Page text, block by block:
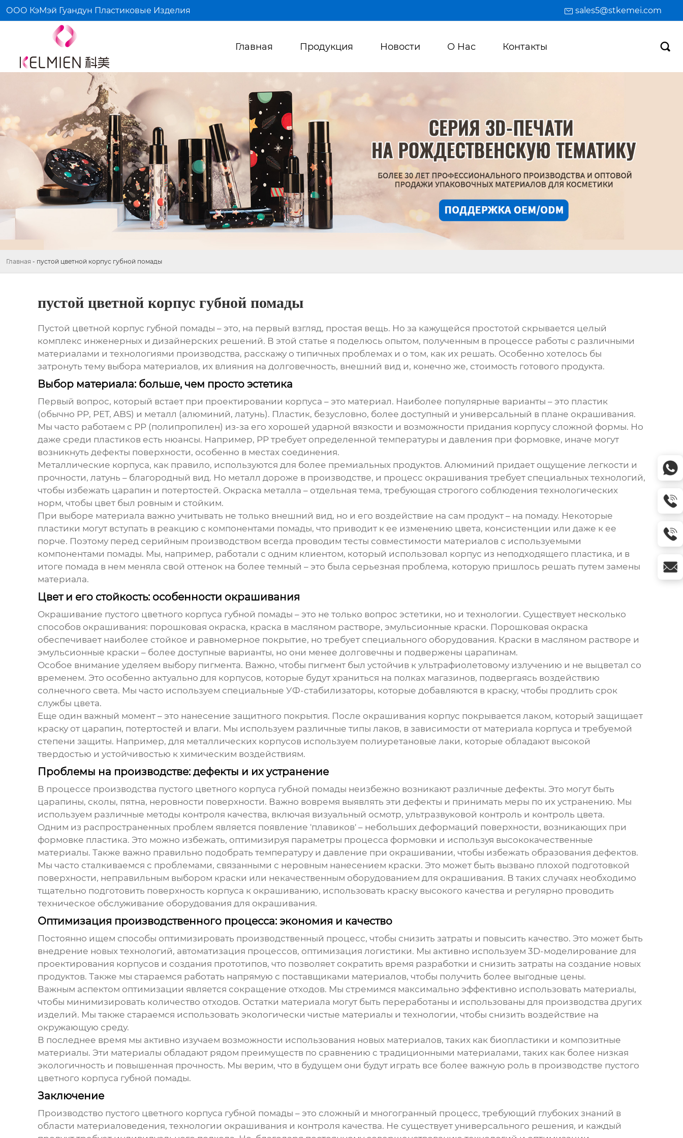
ООО КэМэй Гуандун Пластиковые Изделия sales5@stkemei.com
Главная Продукция Новости О Hас Контакты 
Главная - пустой цветной корпус губной помады
пустой цветной корпус губной помады
Пустой цветной корпус губной помады – это, на первый взгляд, простая вещь. Но за кажущейся простотой скрывается целый
комплекс инженерных и дизайнерских решений. В этой статье я поделюсь опытом, полученным в процессе работы с различными
материалами и технологиями производства, расскажу о типичных проблемах и о том, как их решать. Особенно хотелось бы
затронуть тему выбора материалов, их влияния на долговечность, внешний вид и, конечно же, стоимость готового продукта.
Выбор материала: больше, чем просто эстетика
Первый вопрос, который встает при проектировании корпуса – это материал. Наиболее популярные варианты – это пластик
(обычно PP, PET, ABS) и металл (алюминий, латунь). Пластик, безусловно, более доступный и универсальный в плане окрашивания.
Мы часто работаем с PP (полипропилен) из-за его хорошей ударной вязкости и возможности придания корпусу сложной формы. Но
даже среди пластиков есть нюансы. Например, PP требует определенной температуры и давления при формовке, иначе могут
возникнуть дефекты поверхности, особенно в местах соединения.
Металлические корпуса, как правило, используются для более премиальных продуктов. Алюминий придает ощущение легкости и
прочности, латунь – благородный вид. Но металл дороже в производстве, и процесс окрашивания требует специальных технологий,
чтобы избежать царапин и потертостей. Окраска металла – отдельная тема, требующая строгого соблюдения технологических
норм, чтобы цвет был ровным и стойким.
При выборе материала важно учитывать не только внешний вид, но и его воздействие на сам продукт – на помаду. Некоторые
пластики могут вступать в реакцию с компонентами помады, что приводит к ее изменению цвета, консистенции или даже к ее
порче. Поэтому перед серийным производством всегда проводим тесты совместимости материалов с используемыми
компонентами помады. Мы, например, работали с одним клиентом, который использовал корпус из неподходящего пластика, и в
итоге помада в нем меняла свой оттенок на более темный – это была серьезная проблема, которую пришлось решать путем замены
материала.
Цвет и его стойкость: особенности окрашивания
Окрашивание пустого цветного корпуса губной помады – это не только вопрос эстетики, но и технологии. Существует несколько
способов окрашивания: порошковая окраска, краска в масляном растворе, эмульсионные краски. Порошковая окраска
обеспечивает наиболее стойкое и равномерное покрытие, но требует специального оборудования. Краски в масляном растворе и
эмульсионные краски – более доступные варианты, но они менее долговечны и подвержены царапинам.
Особое внимание уделяем выбору пигмента. Важно, чтобы пигмент был устойчив к ультрафиолетовому излучению и не выцветал со
временем. Это особенно актуально для корпусов, которые будут храниться на полках магазинов, подвергаясь воздействию
солнечного света. Мы часто используем специальные УФ-стабилизаторы, которые добавляются в краску, чтобы продлить срок
службы цвета.
Еще один важный момент – это нанесение защитного покрытия. После окрашивания корпус покрывается лаком, который защищает
краску от царапин, потертостей и влаги. Мы используем различные типы лаков, в зависимости от материала корпуса и требуемой
степени защиты. Например, для металлических корпусов используем полиуретановые лаки, которые обладают высокой
твердостью и устойчивостью к химическим воздействиям.
Проблемы на производстве: дефекты и их устранение
В процессе производства пустого цветного корпуса губной помады неизбежно возникают различные дефекты. Это могут быть
царапины, сколы, пятна, неровности поверхности. Важно вовремя выявлять эти дефекты и принимать меры по их устранению. Мы
используем различные методы контроля качества, включая визуальный осмотр, ультразвуковой контроль и контроль цвета.
Одним из распространенных проблем является появление 'плавиков' – небольших деформаций поверхности, возникающих при
формовке пластика. Это можно избежать, оптимизируя параметры процесса формовки и используя высококачественные
материалы. Также важно правильно подобрать температуру и давление при окрашивании, чтобы избежать образования дефектов.
Мы часто сталкиваемся с проблемами, связанными с неровным нанесением краски. Это может быть вызвано плохой подготовкой
поверхности, неправильным выбором краски или некачественным оборудованием для окрашивания. В таких случаях необходимо
тщательно подготовить поверхность корпуса к окрашиванию, использовать краску высокого качества и регулярно проводить
техническое обслуживание оборудования для окрашивания.
Оптимизация производственного процесса: экономия и качество
Постоянно ищем способы оптимизировать производственный процесс, чтобы снизить затраты и повысить качество. Это может быть
внедрение новых технологий, автоматизация процессов, оптимизация логистики. Мы активно используем 3D-моделирование для
проектирования корпусов и создания прототипов, что позволяет сократить время разработки и снизить затраты на создание новых
продуктов. Также мы стараемся работать напрямую с поставщиками материалов, чтобы получить более выгодные цены.
Важным аспектом оптимизации является сокращение отходов. Мы стремимся максимально эффективно использовать материалы,
чтобы минимизировать количество отходов. Остатки материала могут быть переработаны и использованы для производства других
изделий. Мы также стараемся использовать экологически чистые материалы и технологии, чтобы снизить воздействие на
окружающую среду.
В последнее время мы активно изучаем возможности использования новых материалов, таких как биопластики и композитные
материалы. Эти материалы обладают рядом преимуществ по сравнению с традиционными материалами, таких как более низкая
экологичность и повышенная прочность. Мы верим, что в будущем они будут играть все более важную роль в производстве пустого
цветного корпуса губной помады.
Заключение
Производство пустого цветного корпуса губной помады – это сложный и многогранный процесс, требующий глубоких знаний в
области материаловедения, технологии окрашивания и контроля качества. Не существует универсального решения, и каждый